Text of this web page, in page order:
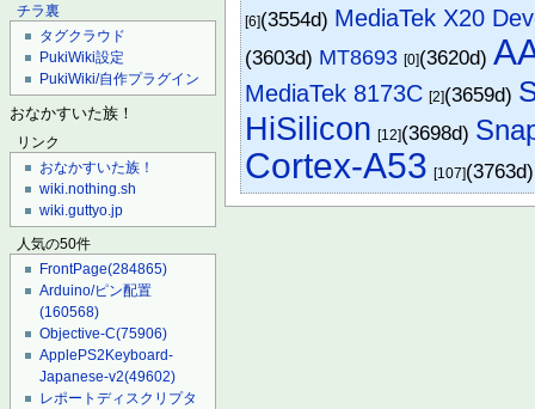
チラ裏
タグクラウド
PukiWiki設定
PukiWiki/自作プラグイン
おなかすいた族！
リンク
おなかすいた族！
wiki.nothing.sh
wiki.guttyo.jp
人気の50件
FrontPage(284865)
Arduino/ピン配置
(160568)
Objective-C(75906)
ApplePS2Keyboard-
Japanese-v2(49602)
レポートディスクリプタ
[6](3554d) MediaTek X20
(3603d) MT8693 [0](3620d)
MediaTek 8173C [2](3659d)
HiSilicon [12](3698d)
Cortex-A53 [107]